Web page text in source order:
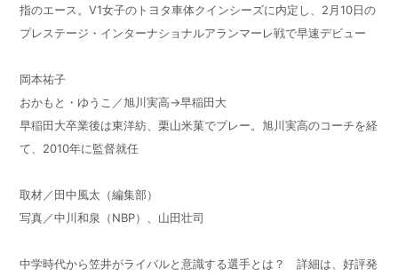
指のエース。V1女子のトヨタ車体クインシーズに内定し、 2月10日の
プレステージ・インターナショナルアランマーレ戦で早速デビュー
岡本祐子
おかもと・ゆうこ／旭川実高→早稲田大
早稲田大卒業後は東洋紡、栗山米菓でプレー。旭川実高のコーチを経
て、 2010年に監督就任
取材／田中風太（編集部）
写真／中川和泉（NBP）、山田壮司
中学時代から笠井がライバルと意識する選手とは？ 詳細は、好評発